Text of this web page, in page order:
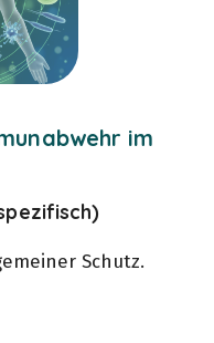
im
Schutz.